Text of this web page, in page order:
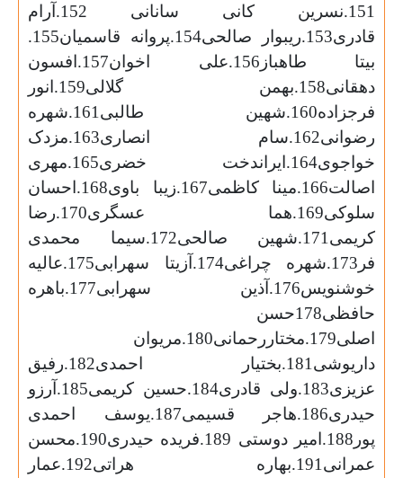
151.نسرین کانی سانانی 152.آرام
قادری153.ریبوار صالحی154.پروانه قاسمیان155.
بیتا طاهباز156.علی اخوان157.افسون
دهقانی158.بهمن گلالی159.انور
فرجزاده160.شهین طالبی161.شهره
رضوانی162.سام انصاری163.مزدک
خواجوی164.ایراندخت خضری165.مهری
اصالت166.مینا کاظمی167.زیبا باوی168.احسان
سلوکی169.هما عسگری170.رضا
کریمی171.شهین صالحی172.سیما محمدی
فر173.شهره چراغی174.آزیتا سهرابی175.عالیه
خوشنویس176.آذین سهرابی177.باهره
حافظی178حسن
اصلی179.مختاررحمانی180.مریوان
داریوشی181.بختیار احمدی182.رفیق
عزیزی183.ولی قادری184.حسین کریمی185.آرزو
حیدری186.هاجر قسیمی187.یوسف احمدی
پور188.امیر دوستی 189.فریده حیدری190.محسن
عمرانی191.بهاره هراتی192.عمار